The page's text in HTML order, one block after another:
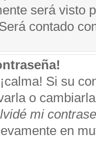
será visto
contado
Si su
o
mi
en